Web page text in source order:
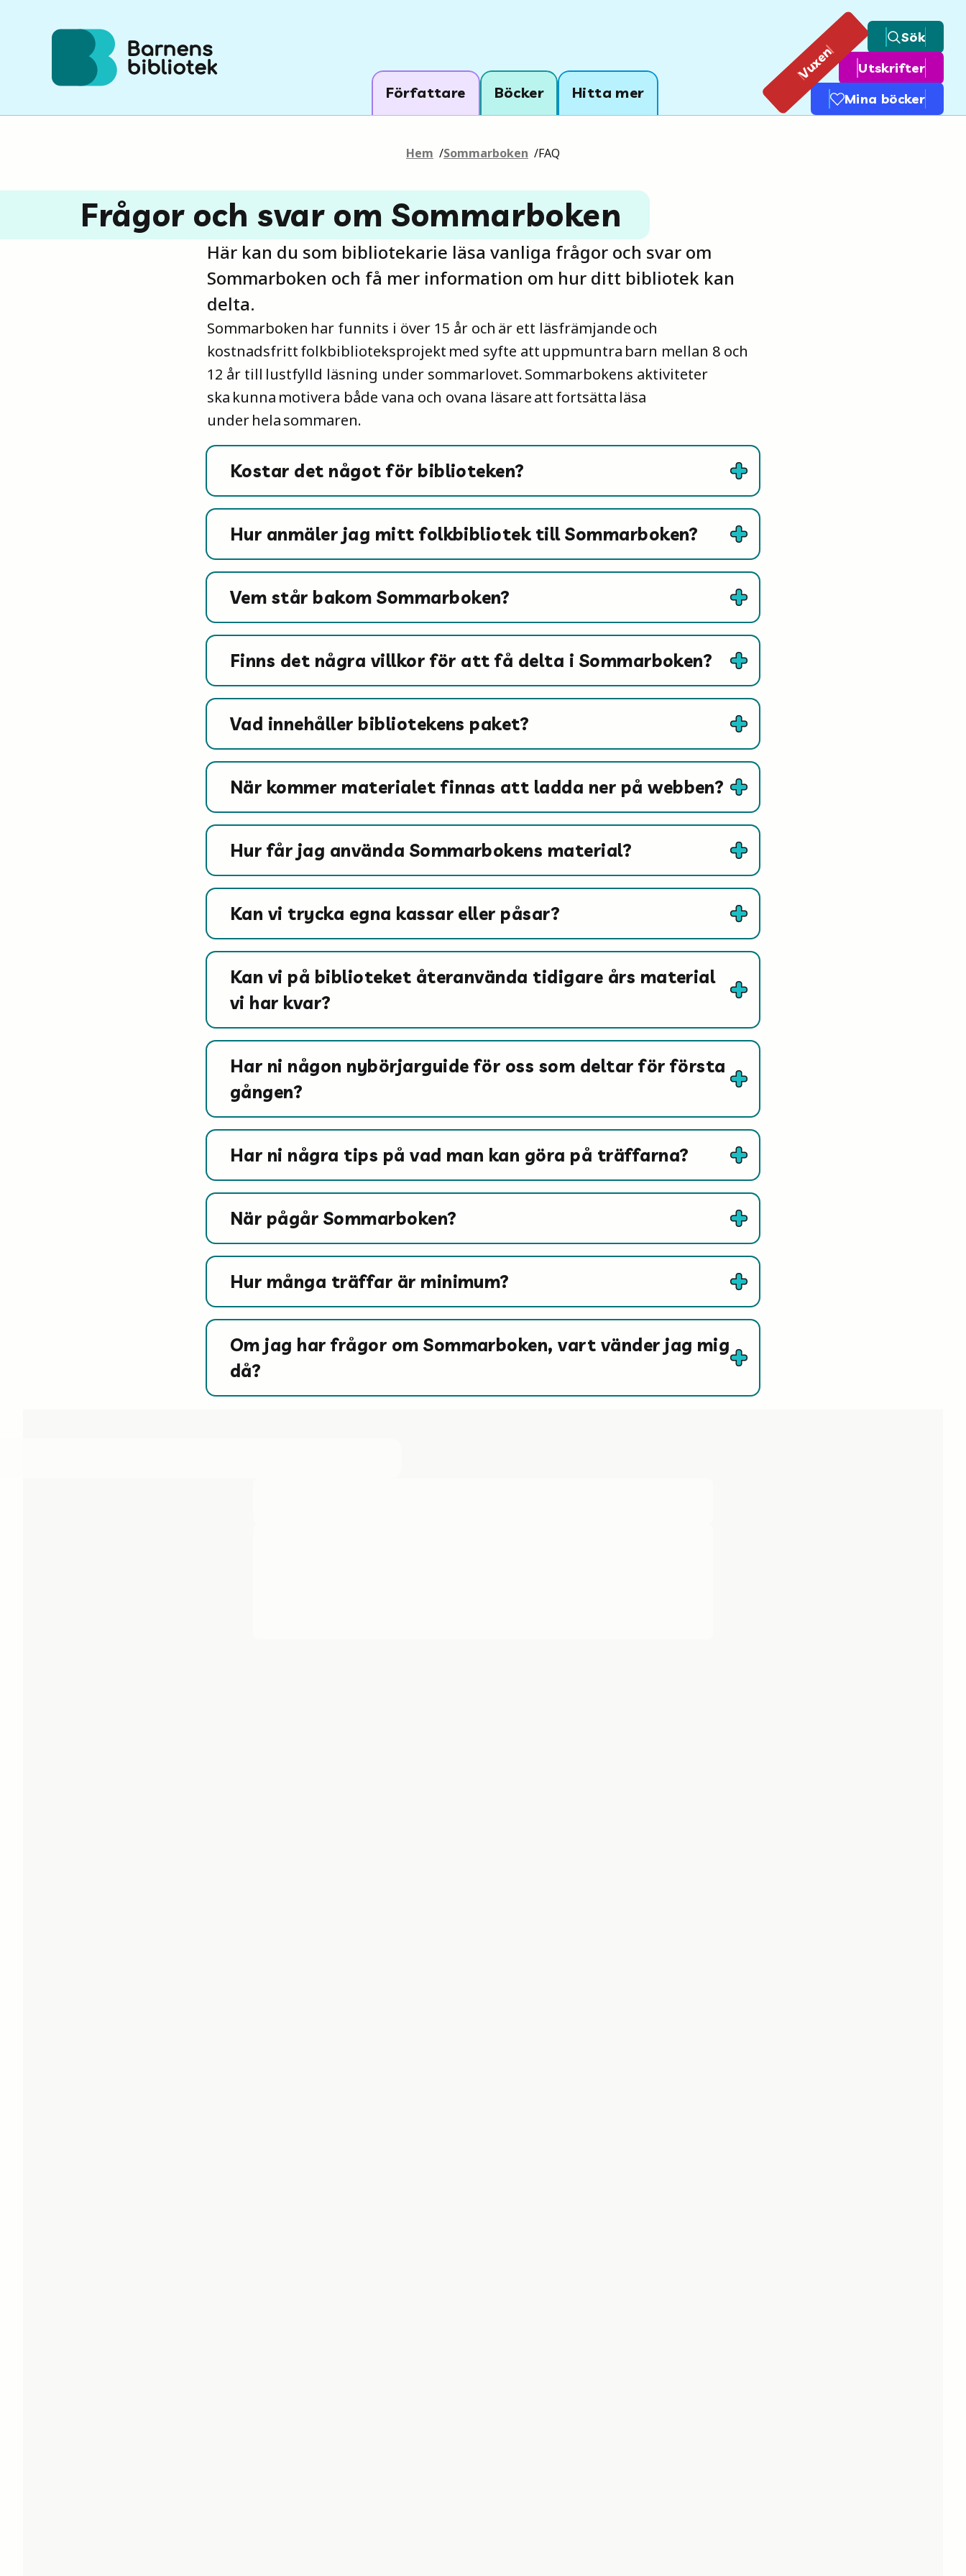
Författare Böcker Hitta mer
Vuxen
Sök
Utskrifter
Mina böcker
Hem /Sommarboken /FAQ
Frågor och svar om Sommarboken
Här kan du som bibliotekarie läsa vanliga frågor och svar om
Sommarboken och få mer information om hur ditt bibliotek kan
delta.
Sommarboken har funnits i över 15 år och är ett läsfrämjande och
kostnadsfritt folkbiblioteksprojekt med syfte att uppmuntra barn mellan 8 och
12 år till lustfylld läsning under sommarlovet. Sommarbokens aktiviteter
ska kunna motivera både vana och ovana läsare att fortsätta läsa
under hela sommaren.
Kostar det något för biblioteken?
Hur anmäler jag mitt folkbibliotek till Sommarboken?
Vem står bakom Sommarboken?
Finns det några villkor för att få delta i Sommarboken?
Vad innehåller bibliotekens paket?
När kommer materialet finnas att ladda ner på webben?
Hur får jag använda Sommarbokens material?
Kan vi trycka egna kassar eller påsar?
Kan vi på biblioteket återanvända tidigare års material
vi har kvar?
Har ni någon nybörjarguide för oss som deltar för första
gången?
Har ni några tips på vad man kan göra på träffarna?
När pågår Sommarboken?
Hur många träffar är minimum?
Om jag har frågor om Sommarboken, vart vänder jag mig
då?